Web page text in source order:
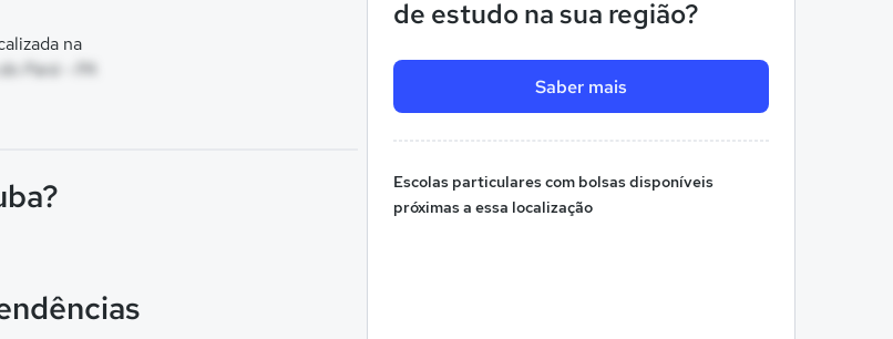
na
Pará - PA
de estudo na sua região?
Saber mais
Escolas particulares com bolsas disponíveis
próximas a essa localização